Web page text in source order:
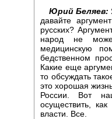
Юрий Беляев:
давайте
русских?
народ не
медицинскую
бедственном
Какие еще
то обсуждать
это хорошая
России. Вот
осуществить,
власти. Все.